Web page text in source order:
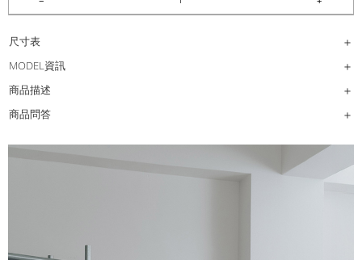
尺寸表
MODEL資訊
商品描述
商品問答